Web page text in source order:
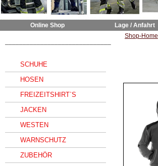
Online Shop Lage / Anfahrt
SCHUHE
HOSEN
FREIZEITSHIRT`S
JACKEN
WESTEN
WARNSCHUTZ
ZUBEHÖR
Shop-Home